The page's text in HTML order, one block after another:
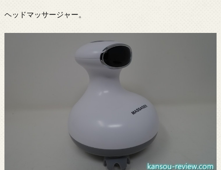
ヘッドマッサージャー。